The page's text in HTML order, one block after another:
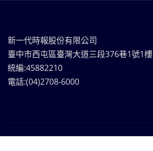
新一代時報股份有限公司
臺中市西屯區臺灣大道三段376巷1號1樓
統編:45882210
電話:(04)2708-6000